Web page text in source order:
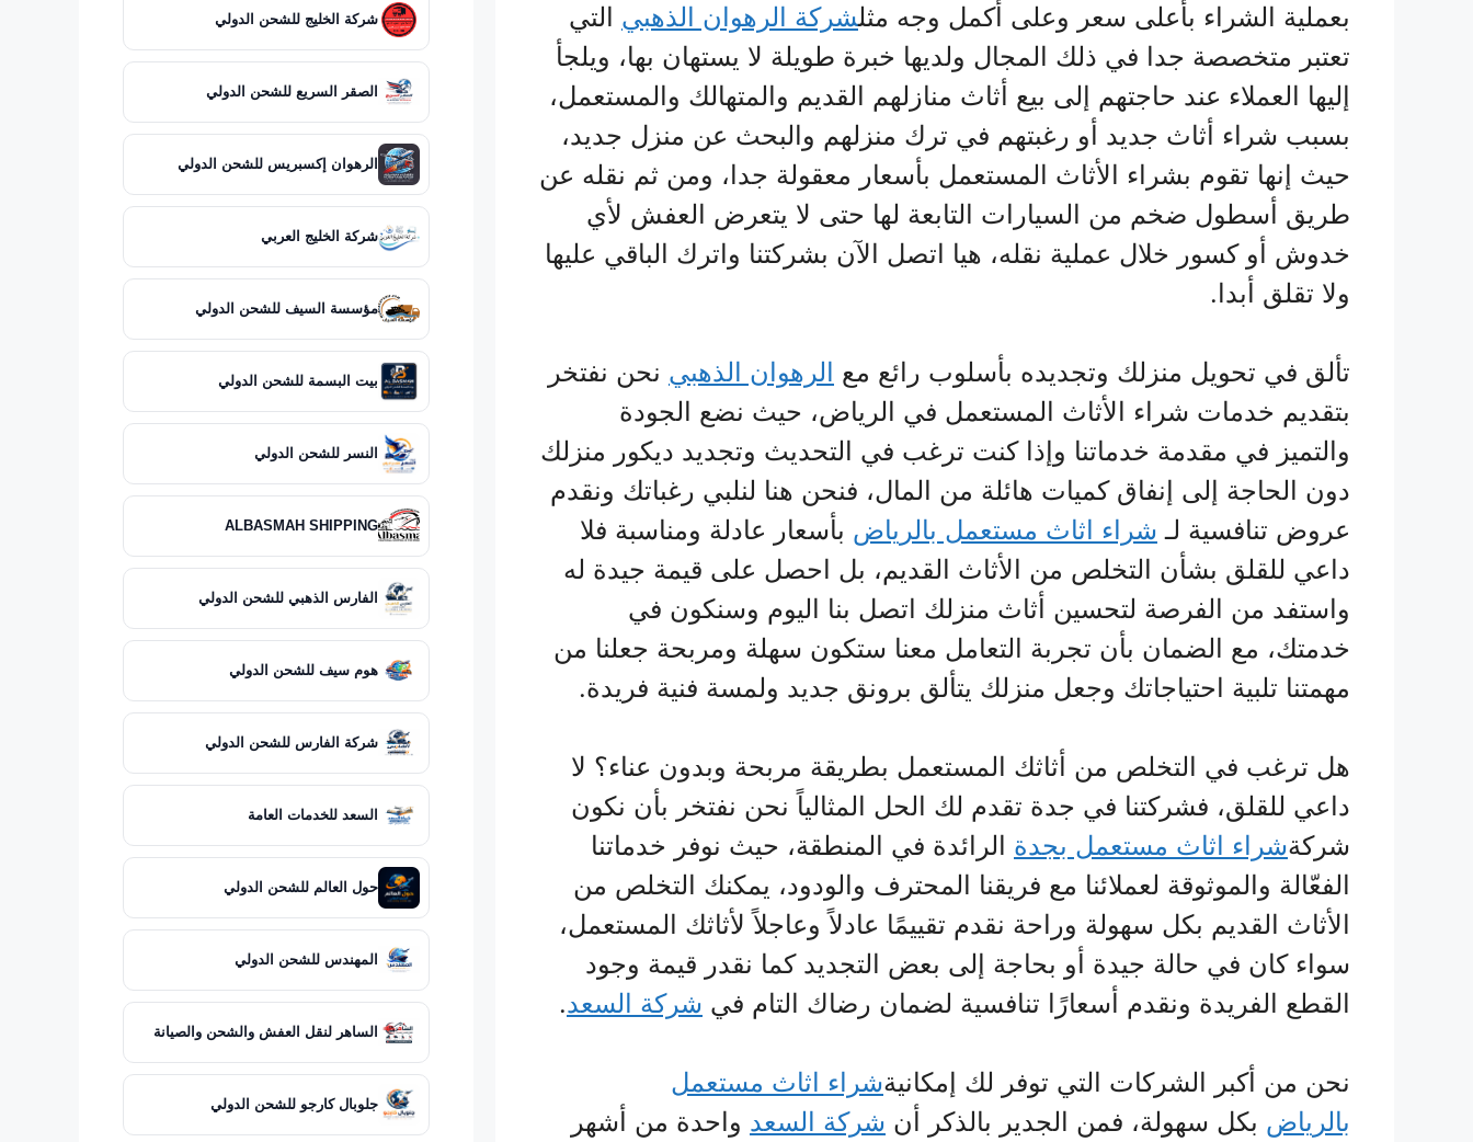
بعملية الشراء بأعلى سعر وعلى أكمل وجه مثلشركة الرهوان الذهبي التي
تعتبر متخصصة جدا في ذلك المجال ولديها خبرة طويلة لا يستهان بها، ويلجأ
إليها العملاء عند حاجتهم إلى بيع أثاث منازلهم القديم والمتهالك والمستعمل،
بسبب شراء أثاث جديد أو رغبتهم في ترك منزلهم والبحث عن منزل جديد،
حيث إنها تقوم بشراء الأثاث المستعمل بأسعار معقولة جدا، ومن ثم نقله عن
طريق أسطول ضخم من السيارات التابعة لها حتى لا يتعرض العفش لأي
خدوش أو كسور خلال عملية نقله، هيا اتصل الآن بشركتنا واترك الباقي عليها
ولا تقلق أبدا.
تألق في تحويل منزلك وتجديده بأسلوب رائع مع الرهوان الذهبي نحن نفتخر
بتقديم خدمات شراء الأثاث المستعمل في الرياض، حيث نضع الجودة
والتميز في مقدمة خدماتنا وإذا كنت ترغب في التحديث وتجديد ديكور منزلك
دون الحاجة إلى إنفاق كميات هائلة من المال، فنحن هنا لنلبي رغباتك ونقدم
عروض تنافسية لـ شراء اثاث مستعمل بالرياض بأسعار عادلة ومناسبة فلا
داعي للقلق بشأن التخلص من الأثاث القديم، بل احصل على قيمة جيدة له
واستفد من الفرصة لتحسين أثاث منزلك اتصل بنا اليوم وسنكون في
خدمتك، مع الضمان بأن تجربة التعامل معنا ستكون سهلة ومربحة جعلنا من
مهمتنا تلبية احتياجاتك وجعل منزلك يتألق برونق جديد ولمسة فنية فريدة.
هل ترغب في التخلص من أثاثك المستعمل بطريقة مربحة وبدون عناء؟ لا
داعي للقلق، فشركتنا في جدة تقدم لك الحل المثالياً نحن نفتخر بأن نكون
شركةشراء اثاث مستعمل بجدة الرائدة في المنطقة، حيث نوفر خدماتنا
الفعّالة والموثوقة لعملائنا مع فريقنا المحترف والودود، يمكنك التخلص من
الأثاث القديم بكل سهولة وراحة نقدم تقييمًا عادلاً وعاجلاً لأثاثك المستعمل،
سواء كان في حالة جيدة أو بحاجة إلى بعض التجديد كما نقدر قيمة وجود
القطع الفريدة ونقدم أسعارًا تنافسية لضمان رضاك التام في شركة السعد.
نحن من أكبر الشركات التي توفر لك إمكانيةشراء اثاث مستعمل
بالرياض بكل سهولة، فمن الجدير بالذكر أن شركة السعد واحدة من أشهر
شركة الخليج للشحن الدولي
الصقر السريع للشحن الدولي
الرهوان إكسبريس للشحن الدولي
شركة الخليج العربي
مؤسسة السيف للشحن الدولي
بيت البسمة للشحن الدولي
النسر للشحن الدولي
ALBASMAH SHIPPING
الفارس الذهبي للشحن الدولي
هوم سيف للشحن الدولي
شركة الفارس للشحن الدولي
السعد للخدمات العامة
حول العالم للشحن الدولي
المهندس للشحن الدولي
الساهر لنقل العفش والشحن والصيانة
جلوبال كارجو للشحن الدولي